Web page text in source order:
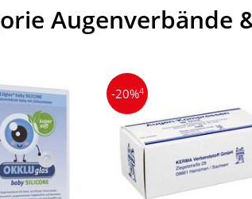
Augenverbände
-20%4